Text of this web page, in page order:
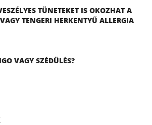
TÜNETEKET IS OKOZHAT A
TENGERI HERKENTYŰ ALLERGIA
VAGY SZÉDÜLÉS?